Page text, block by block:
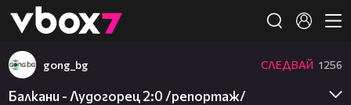
👾
gong_bg СЛЕДВАЙ 1256
Балкани - Лудогорец 2:0 /репортаж/